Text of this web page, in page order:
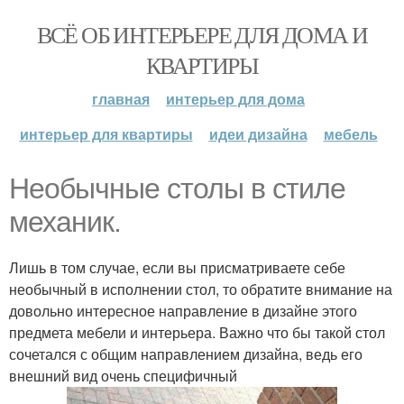
ВСЁ ОБ ИНТЕРЬЕРЕ ДЛЯ ДОМА И
КВАРТИРЫ
главная
интерьер для дома
интерьер для квартиры
идеи дизайна мебель
Необычные столы в стиле
механик.
Лишь в том случае, если вы присматриваете себе
необычный в исполнении стол, то обратите внимание на
довольно интересное направление в дизайне этого
предмета мебели и интерьера. Важно что бы такой стол
сочетался с общим направлением дизайна, ведь его
внешний вид очень специфичный